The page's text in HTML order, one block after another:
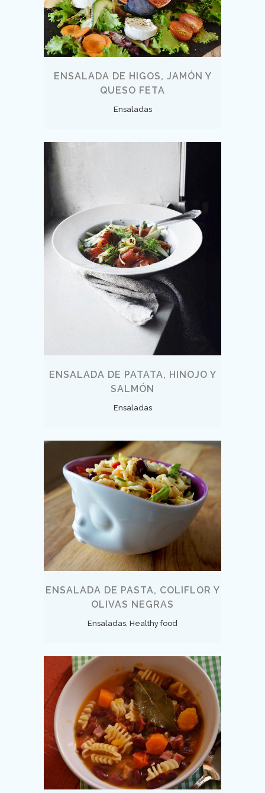
ENSALADA DE HIGOS, JAMÓN Y
QUESO FETA
Ensaladas
ENSALADA DE PATATA, HINOJO Y
SALMÓN
Ensaladas
ENSALADA DE PASTA, COLIFLOR Y
OLIVAS NEGRAS
Ensaladas, Healthy food